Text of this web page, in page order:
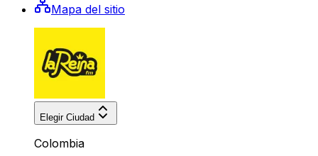
Mapa del sitio
Elegir Ciudad
Colombia